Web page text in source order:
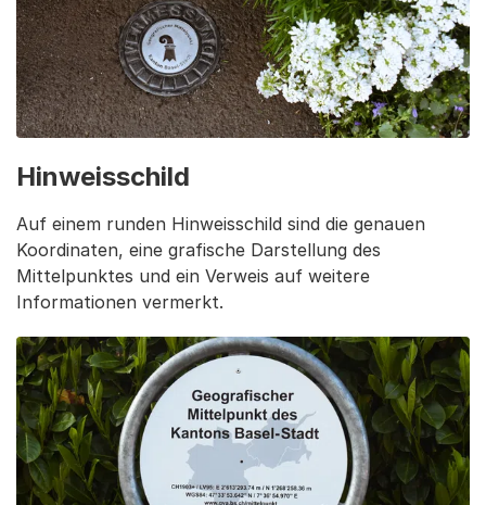
Hinweisschild
Auf einem runden Hinweisschild sind die genauen
Koordinaten, eine grafische Darstellung des
Mittelpunktes und ein Verweis auf weitere
Informationen vermerkt.